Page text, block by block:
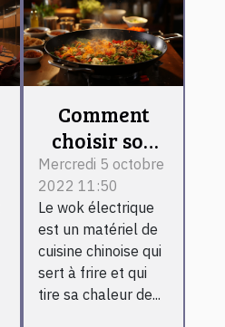
Comment
choisir son
wok
électrique ?
Mercredi 5 octobre
2022 11:50
Le wok électrique
est un matériel de
cuisine chinoise qui
sert à frire et qui
tire sa chaleur de...